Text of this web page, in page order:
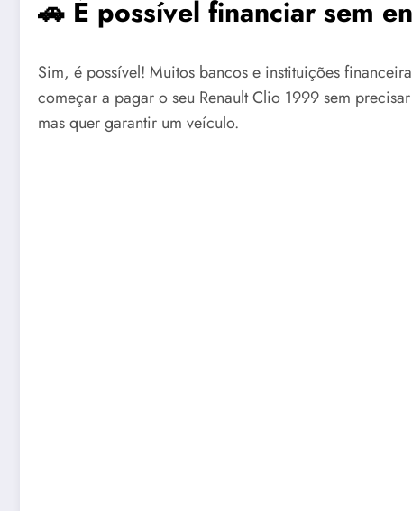
🚗 É possível financiar sem
Sim, é possível! Muitos bancos e instituições
começar a pagar o seu Renault Clio 1999 sem
mas quer garantir um veículo.